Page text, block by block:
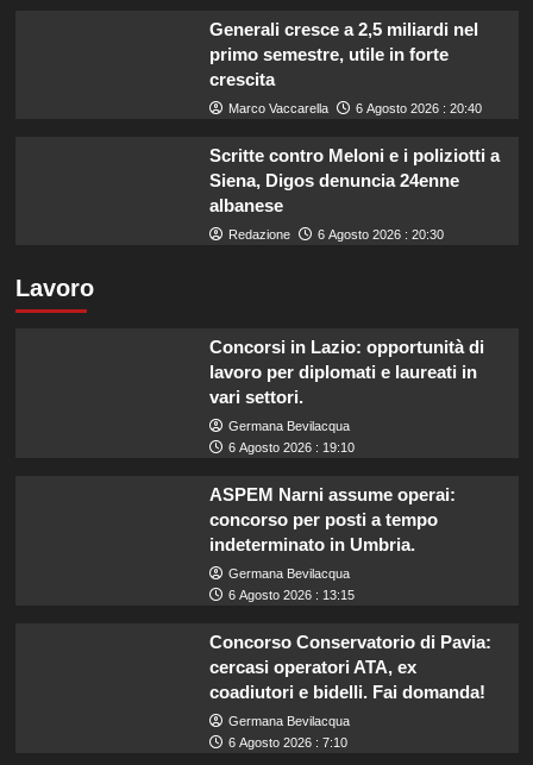
Generali cresce a 2,5 miliardi nel
primo semestre, utile in forte
crescita
Marco Vaccarella 6 Agosto 2026 : 20:40
Scritte contro Meloni e i poliziotti a
Siena, Digos denuncia 24enne
albanese
Redazione 6 Agosto 2026 : 20:30
Lavoro
Concorsi in Lazio: opportunità di
lavoro per diplomati e laureati in
vari settori.
Germana Bevilacqua
6 Agosto 2026 : 19:10
ASPEM Narni assume operai:
concorso per posti a tempo
indeterminato in Umbria.
Germana Bevilacqua
6 Agosto 2026 : 13:15
Concorso Conservatorio di Pavia:
cercasi operatori ATA, ex
coadiutori e bidelli. Fai domanda!
Germana Bevilacqua
6 Agosto 2026 : 7:10